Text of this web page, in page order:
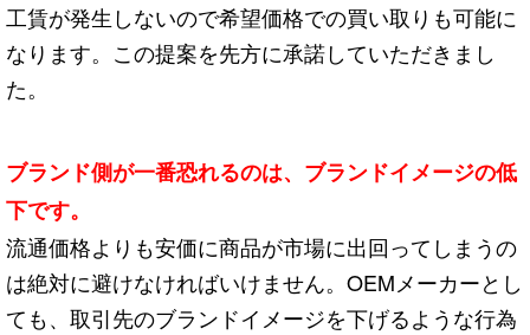
工賃が発生しないので希望価格での買い取りも可能に
なります。この提案を先方に承諾していただきまし
た。
ブランド側が一番恐れるのは、ブランドイメージの低
下です。
流通価格よりも安価に商品が市場に出回ってしまうの
は絶対に避けなければいけません。OEMメーカーとし
ても、取引先のブランドイメージを下げるような行為